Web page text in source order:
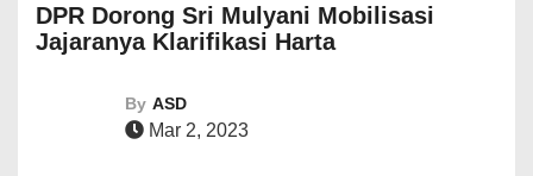
DPR Dorong Sri Mulyani Mobilisasi
Jajaranya Klarifikasi Harta
By ASD
Mar 2, 2023